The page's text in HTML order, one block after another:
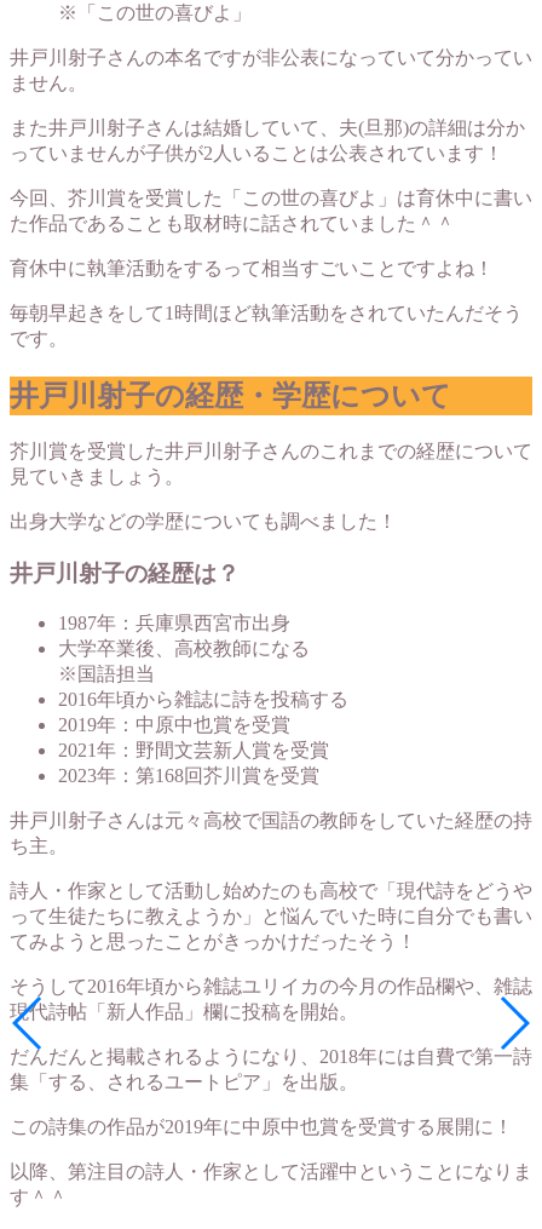
※「この世の喜びよ」
井戸川射子さんの本名ですが非公表になっていて分かってい
ません。
また井戸川射子さんは結婚していて、夫(旦那)の詳細は分か
っていませんが子供が2人いることは公表されています！
今回、芥川賞を受賞した「この世の喜びよ」は育休中に書い
た作品であることも取材時に話されていました＾＾
育休中に執筆活動をするって相当すごいことですよね！
毎朝早起きをして1時間ほど執筆活動をされていたんだそう
です。
井戸川射子の経歴・学歴について
芥川賞を受賞した井戸川射子さんのこれまでの経歴について
見ていきましょう。
出身大学などの学歴についても調べました！
井戸川射子の経歴は？
1987年：兵庫県西宮市出身
大学卒業後、高校教師になる
※国語担当
2016年頃から雑誌に詩を投稿する
2019年：中原中也賞を受賞
2021年：野間文芸新人賞を受賞
2023年：第168回芥川賞を受賞
井戸川射子さんは元々高校で国語の教師をしていた経歴の持
ち主。
詩人・作家として活動し始めたのも高校で「現代詩をどうや
って生徒たちに教えようか」と悩んでいた時に自分でも書い
てみようと思ったことがきっかけだったそう！
そうして2016年頃から雑誌ユリイカの今月の作品欄や、雑誌
現代詩帖「新人作品」欄に投稿を開始。
だんだんと掲載されるようになり、2018年には自費で第一詩
集「する、されるユートピア」を出版。
この詩集の作品が2019年に中原中也賞を受賞する展開に！
以降、第注目の詩人・作家として活躍中ということになりま
す＾＾